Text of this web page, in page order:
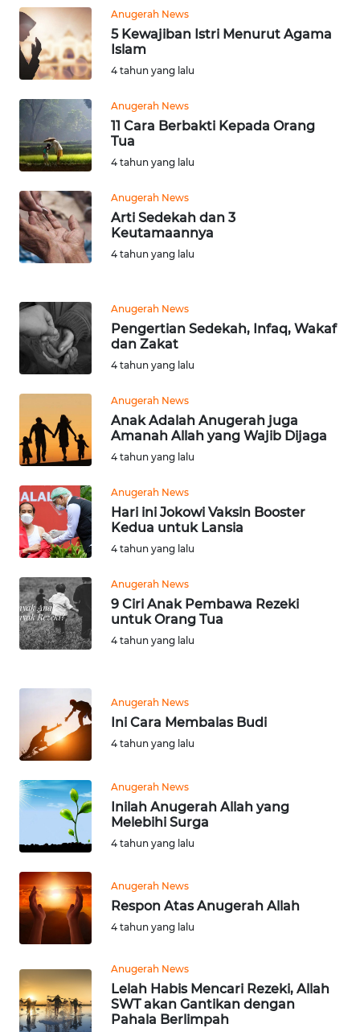
Anugerah News
5 Kewajiban Istri Menurut Agama
Islam
4 tahun yang lalu
Anugerah News
11 Cara Berbakti Kepada Orang
Tua
4 tahun yang lalu
Anugerah News
Arti Sedekah dan 3
Keutamaannya
4 tahun yang lalu
Anugerah News
Pengertian Sedekah, Infaq, Wakaf
dan Zakat
4 tahun yang lalu
Anugerah News
Anak Adalah Anugerah juga
Amanah Allah yang Wajib Dijaga
4 tahun yang lalu
Anugerah News
Hari ini Jokowi Vaksin Booster
Kedua untuk Lansia
4 tahun yang lalu
Anugerah News
9 Ciri Anak Pembawa Rezeki
untuk Orang Tua
4 tahun yang lalu
Anugerah News
Ini Cara Membalas Budi
4 tahun yang lalu
Anugerah News
Inilah Anugerah Allah yang
Melebihi Surga
4 tahun yang lalu
Anugerah News
Respon Atas Anugerah Allah
4 tahun yang lalu
Anugerah News
Lelah Habis Mencari Rezeki, Allah
SWT akan Gantikan dengan
Pahala Berlimpah
BALI
WN
KALBAR
WN
KALTENG
KALTARA
WN
KALSEL
WN
KALTIM
WN
SULSEL
WN
GORONTALO
SULUT
WN
MALUKU
WN
MALUT
DANAU
TOBA
WN
NIAS
WN
LANGKAT
WN
TAPANULI
SELATAN
WN
TANJUNG
LESUNG